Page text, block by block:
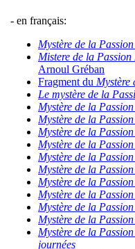
- en français:
Mystère de la
Mistere de la Passion
Arnoul Gréban
Fragment du Mystère
Le mystère de la
Mystère de la
Mystère de la
Mystère de la
Mystère de la
Mystère de la
Mystère de la
Mystère de la
Mystère de la
Mystère de la
Mystère de la
Mystère de la
journées